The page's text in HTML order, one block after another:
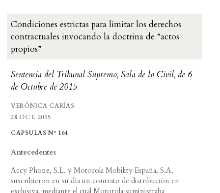
Condiciones estrictas para limitar los derechos
contractuales invocando la doctrina de “actos
propios”
Sentencia del Tribunal Supremo, Sala de lo Civil, de 6
de Octubre de 2015
VERÓNICA CARÍAS
28 OCT. 2015
CAPSULAS Nº 164
Antecedentes
Accy Phone, S.L. y Motorola Mobility España, S.A.
suscribieron en su día un contrato de distribución en
exclusiva, mediante el cual Motorola suministraba